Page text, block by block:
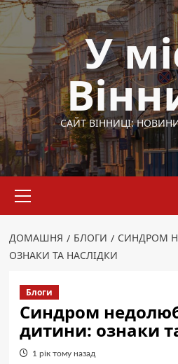
Перейти
до
вмісту
У
САЙТ ВІННИЦІ:
меню
ДОМАШНЯ БЛОГИ
СИНДРОМ
ОЗНАКИ ТА НАСЛІДКИ
Блоги
Синдром
дитини: ознаки
1 рік тому назад